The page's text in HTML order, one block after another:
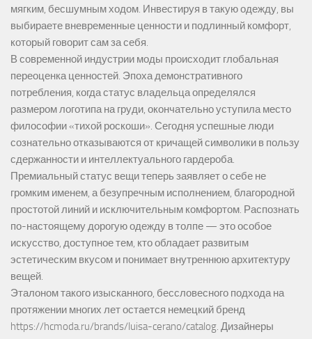
мягким, бесшумным ходом. Инвестируя в такую одежду, вы
выбираете вневременные ценности и подлинный комфорт,
который говорит сам за себя.
В современной индустрии моды происходит глобальная
переоценка ценностей. Эпоха демонстративного
потребления, когда статус владельца определялся
размером логотипа на груди, окончательно уступила место
философии «тихой роскоши». Сегодня успешные люди
сознательно отказываются от кричащей символики в пользу
сдержанности и интеллектуального гардероба.
Премиальный статус вещи теперь заявляет о себе не
громким именем, а безупречным исполнением, благородной
простотой линий и исключительным комфортом. Распознать
по-настоящему дорогую одежду в толпе — это особое
искусство, доступное тем, кто обладает развитым
эстетическим вкусом и понимает внутреннюю архитектуру
вещей.
Эталоном такого изысканного, бессловесного подхода на
протяжении многих лет остается немецкий бренд
https://hcmoda.ru/brands/luisa-cerano/catalog. Дизайнеры